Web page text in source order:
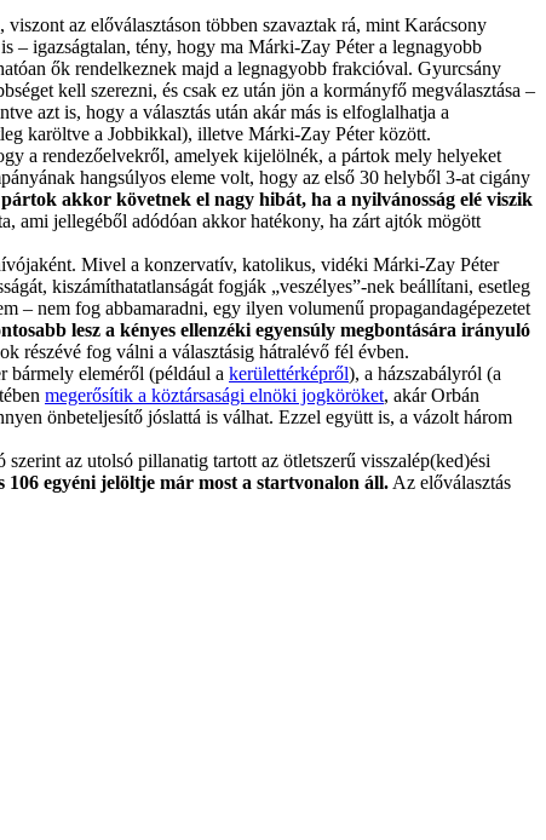
az előválasztáson többen szavaztak rá, mint Karácsony
– igazságtalan, tény, hogy ma Márki-Zay Péter a legnagyobb
ők rendelkeznek majd a legnagyobb frakcióval. Gyurcsány
kell szerezni, és csak ez után jön a kormányfő megválasztása –
azt is, hogy a választás után akár más is elfoglalhatja a
karöltve a Jobbikkal), illetve Márki-Zay Péter között.
a rendezőelvekről, amelyek kijelölnék, a pártok mely helyeket
hangsúlyos eleme volt, hogy az első 30 helyből 3-at cigány
akkor követnek el nagy hibát, ha a nyilvánosság elé viszik
ami jellegéből adódóan akkor hatékony, ha zárt ajtók mögött
Mivel a konzervatív, katolikus, vidéki Márki-Zay Péter
kiszámíthatatlanságát fogják „veszélyes”-nek beállítani, esetleg
– nem fog abbamaradni, egy ilyen volumenű propagandagépezetet
lesz a kényes ellenzéki egyensúly megbontására irányuló
részévé fog válni a választásig hátralévő fél évben.
bármely eleméről (például a kerülettérképről), a házszabályról (a
megerősítik a köztársasági elnöki jogköröket, akár Orbán
önbeteljesítő jóslattá is válhat. Ezzel együtt is, a vázolt három
az utolsó pillanatig tartott az ötletszerű visszalép(ked)ési
106 egyéni jelöltje már most a startvonalon áll. Az előválasztás